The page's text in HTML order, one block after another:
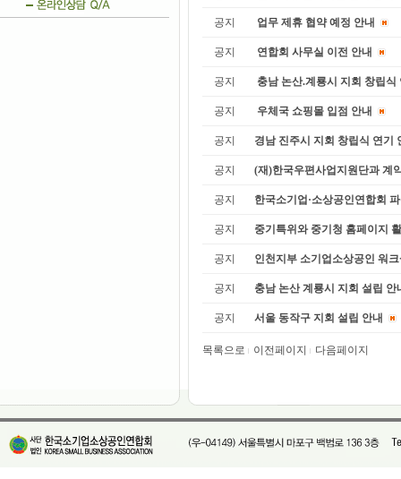
공지 업무 제휴 협약 예정 안내
공지 연합회 사무실 이전 안내
공지 충남 논산.계룡시 지회 창립식
공지 우체국 쇼핑몰 입점 안내
공지 경남 진주시 지회 창립식 연기
공지 (재)한국우편사업지원단과 계
공지 한국소기업·소상공인연합회
공지 중기특위와 중기청 홈페이지
공지 인천지부 소기업소상공인 워
공지 충남 논산 계룡시 지회 설립 안
공지 서울 동작구 지회 설립 안내
목록으로 이전페이지 다음페이지